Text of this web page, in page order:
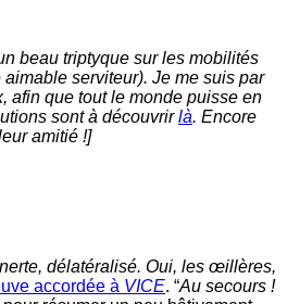
beau triptyque sur les mobilités
aimable serviteur). Je me suis par
afin que tout le monde puisse en
sont à découvrirlà. Encore
amitié !]
délatéralisé. Oui, les œillères,
accordée à VICE. “Au secours !